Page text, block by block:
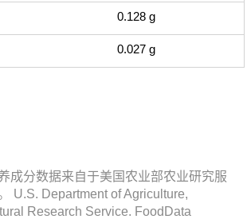
0.128 g
0.027 g
成分数据来自于美国农业部农业研究服
U.S. Department of Agriculture,
Research Service. FoodData